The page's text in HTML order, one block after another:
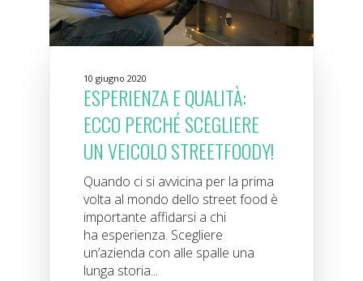
10 giugno 2020
ESPERIENZA E QUALITÀ:
ECCO PERCHÉ SCEGLIERE
UN VEICOLO STREETFOODY!
Quando ci si avvicina per la prima
volta al mondo dello street food è
importante affidarsi a chi
ha esperienza. Scegliere
un’azienda con alle spalle una
lunga storia...